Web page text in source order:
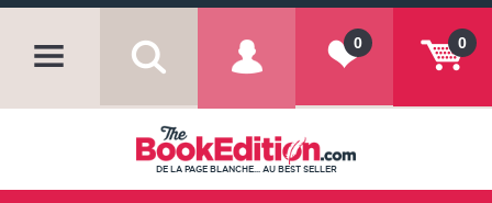
0
0
DE LA PAGE BLANCHE... AU BEST SELLER